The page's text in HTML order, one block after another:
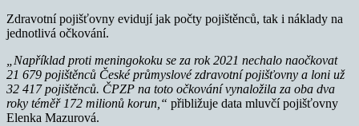
Zdravotní pojišťovny evidují jak počty pojištěnců, tak i náklady na
jednotlivá očkování.
„Například proti meningokoku se za rok 2021 nechalo naočkovat
21 679 pojištěnců České průmyslové zdravotní pojišťovny a loni už
32 417 pojištěnců. ČPZP na toto očkování vynaložila za oba dva
roky téměř 172 milionů korun,“ přibližuje data mluvčí pojišťovny
Elenka Mazurová.